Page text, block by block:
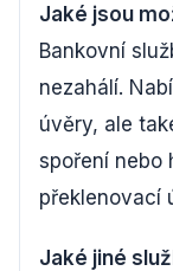
Jaké jsou
Bankovní
nezahálí.
úvěry, ale
spoření nebo
překlenovací
Jaké jiné